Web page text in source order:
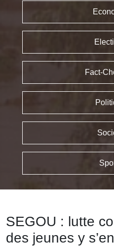
Fact-
SEGOU : lutte
des jeunes y